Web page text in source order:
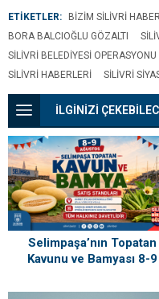
ETİKETLER: BIZIM SILIVRI HABER
BORA BALCIOĞLU GÖZALTI
SILIVRI BELEDIYESI OPERASYONU
SILIVRI HABERLERI
SILIVRI
İLGİNİZİ
Selimpaşa’nın Topatan
Kavunu ve Bamyası 8-9
Buluşuyor